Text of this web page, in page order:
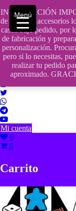
INFORMACIÓN
de nuestros accesorios
casos bajo pedido, por
de fabricación y
personalización.
pero si lo necesitas,
realizar tu pedido
aproximado.
Saltar
contenido
609241475 SOLO DE
info@hobbyaescala.com
San Fernando de
10:00 - 14:00
Mi cuenta
0
0
Carrito
Menú